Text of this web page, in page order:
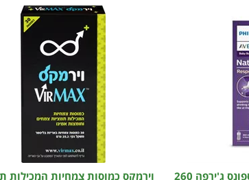
אוונט בקבוק נטורל ריספונס ג'ירפה 260
וירמקס כמוסות צמחיות המכילות